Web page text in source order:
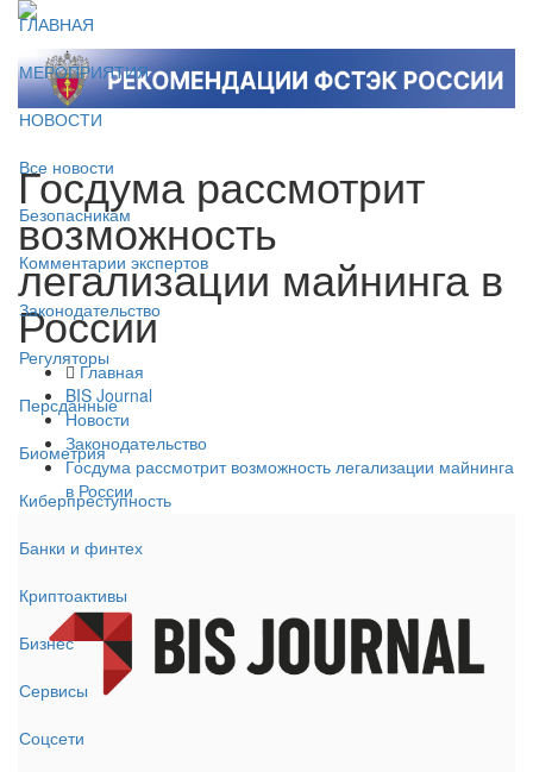
ГЛАВНАЯ
МЕРОПРИЯТИЯ
НОВОСТИ
Все новости
Безопасникам
Комментарии экспертов
Законодательство
Регуляторы
Персданные
Биометрия
Киберпреступность
Банки и финтех
Криптоактивы
Бизнес
Сервисы
Соцсети
Госдума рассмотрит
возможность
легализации майнинга в
России
Главная
BIS Journal
Новости
Законодательство
Госдума рассмотрит возможность легализации майнинга
в России